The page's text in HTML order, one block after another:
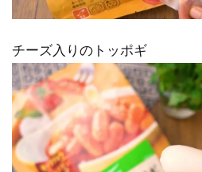
チーズ入りのトッポギ